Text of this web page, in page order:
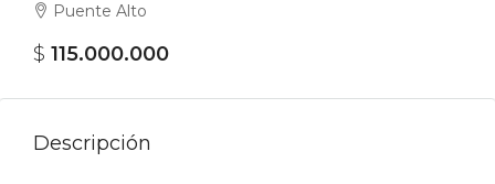
Puente Alto
$ 115.000.000‎
Descripción